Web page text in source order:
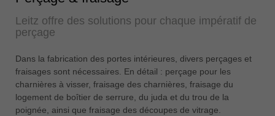
Leitz offre des solutions pour chaque impératif de
perçage
Dans la fabrication des portes intérieures, divers perçages et
fraisages sont nécessaires. En détail : perçage pour les
charnières à visser, fraisage des charnières, fraisage du
logement de boîtier de serrure, du juda et du trou de la
poignée, ainsi que fraisage des découpes de vitrage.